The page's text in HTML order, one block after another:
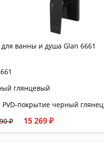
ванны и душа Glan 6661
глянцевый
PVD-покрытие черный глянец
₽ 15 269 ₽